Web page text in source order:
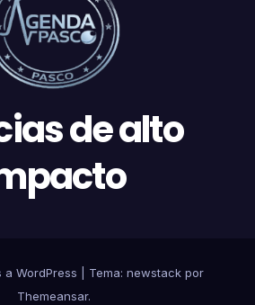
de alto
WordPress
Tema: newstack por
Themeansar.